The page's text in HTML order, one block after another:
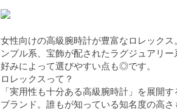
女性向けの高級腕時計が豊富なロレック
ンプル系、宝飾が配されたラグジュアリ
好みによって選びやすい点も◎です。
ロレックスって？
「実用性も十分ある高級腕時計」を展開
ブランド。誰もが知っている知名度の高さ